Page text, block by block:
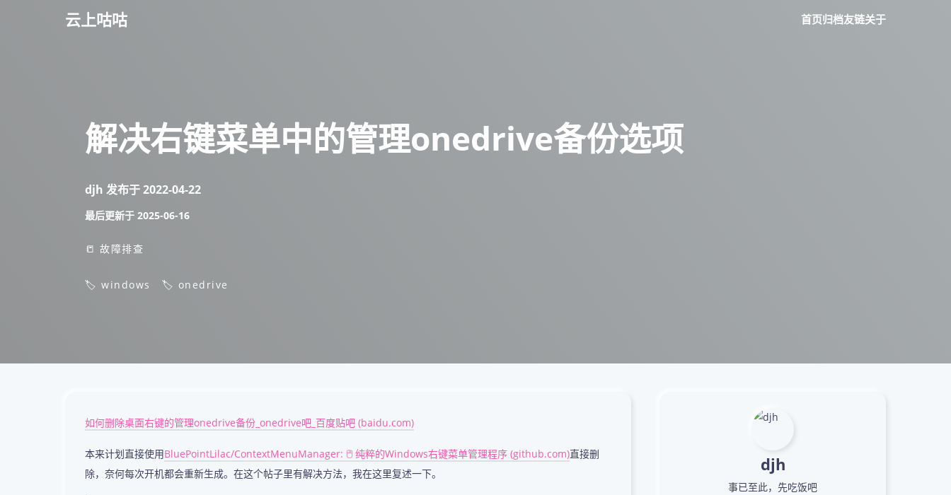
云上咕咕 首页归档友链关于
解决右键菜单中的管理onedrive备份选项
djh 发布于2022-04-22
最后更新于 2025-06-16
📒 故障排查
🏷️ windows 🏷️ onedrive
如何删除桌面右键的管理onedrive备份_onedrive吧_百度贴吧 (baidu.com)
本来计划直接使用BluePointLilac/ContextMenuManager: 🖱️ 纯粹的Windows右键菜单管理程序 (github.com)直接删
除，奈何每次开机都会重新生成。在这个帖子里有解决方法，我在这里复述一下。
djh
事已至此，先吃饭吧